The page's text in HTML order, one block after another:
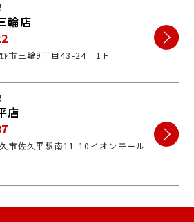
輪店
市三輪9丁目43-24 1Ｆ
店
佐久平駅南11-10イオンモール